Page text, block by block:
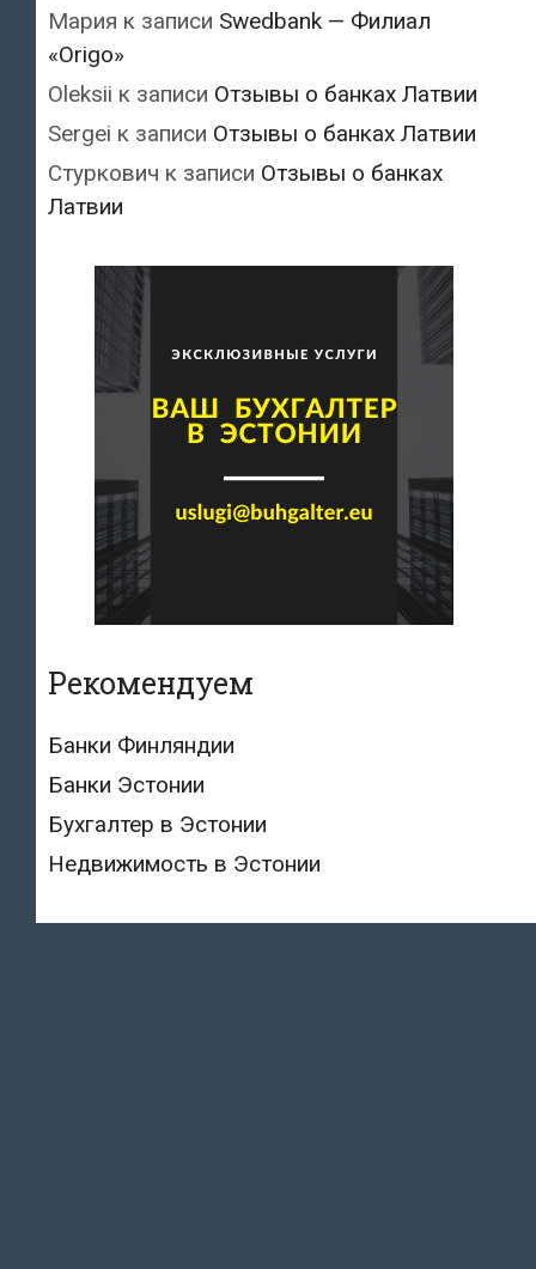
Мария к записи Swedbank — Филиал
«Origo»
Oleksii к записи Отзывы о банках Латвии
Sergei к записи Отзывы о банках Латвии
Стуркович к записи Отзывы о банках
Латвии
Рекомендуем
Банки Финляндии
Банки Эстонии
Бухгалтер в Эстонии
Недвижимость в Эстонии